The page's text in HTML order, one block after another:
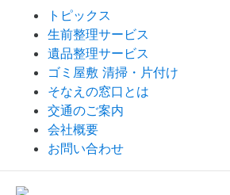
トピックス
生前整理サービス
遺品整理サービス
ゴミ屋敷 清掃・片付け
そなえの窓口とは
交通のご案内
会社概要
お問い合わせ